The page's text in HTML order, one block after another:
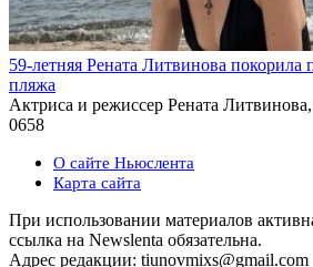
59-летняя Рената Литвинова покорила
пляжа
Актриса и режиссер Рената
0658
О сайте Ньюслента
Карта сайта
При использовании материалов
ссылка на Newslenta обязательна.
Адрес редакции: tiunovmixs@gmail.com